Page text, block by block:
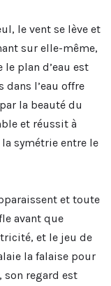
le vent se lève et
sur elle-même,
plan d’eau est
dans l’eau offre
la beauté du
et réussit à
symétrie entre le
et toute
avant que
et le jeu de
la falaise pour
son regard est